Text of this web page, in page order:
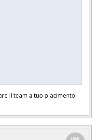
il team a tuo piacimento